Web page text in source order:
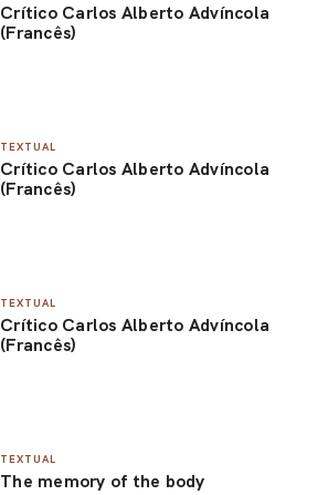
Crítico Carlos Alberto Advíncola
(Francês)
TEXTUAL
Crítico Carlos Alberto Advíncola
(Francês)
TEXTUAL
Crítico Carlos Alberto Advíncola
(Francês)
TEXTUAL
The memory of the body